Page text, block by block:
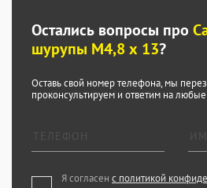
Остались вопросы про
шурупы М4,8 х 13?
Оставь свой номер телефона, мы
проконсультируем и ответим на
Я согласен с политикой